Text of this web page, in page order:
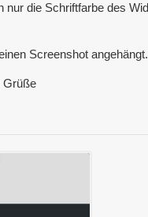
nur die Schriftfarbe des
Screenshot
Grüße